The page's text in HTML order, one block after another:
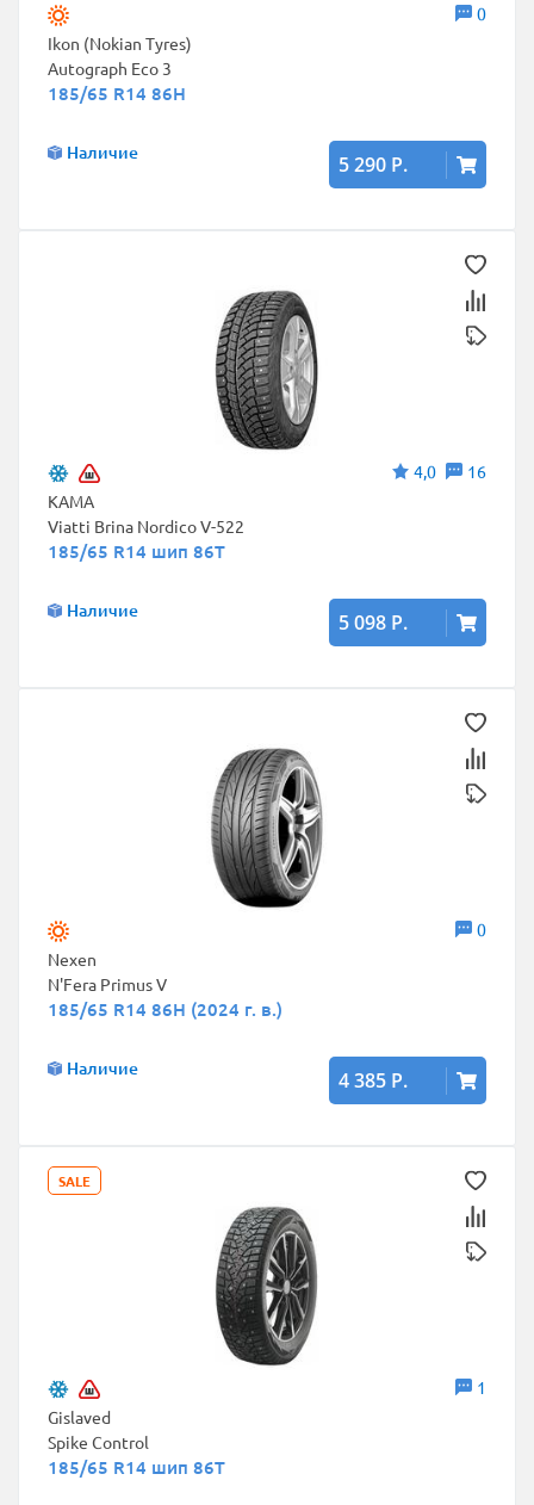
0
Ikon (Nokian Tyres)
Autograph Eco 3
185/65 R14 86H
Наличие 5 290 Р.
4,0
16
КАМА
Viatti Brina Nordico V-522
185/65 R14 шип 86T
Наличие 5 098 Р.
0
Nexen
N'Fera Primus V
185/65 R14 86H (2024 г. в.)
Наличие 4 385 Р.
SALE
1
Gislaved
Spike Control
185/65 R14 шип 86T